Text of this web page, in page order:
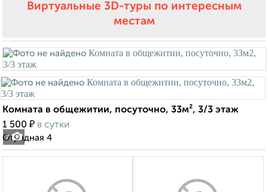
Виртуальные 3D-туры по интересным
местам
7
Комната в общежитии, посуточно, 33м², 3/3 этаж
1 500 ₽ в сутки
Отрадная 4